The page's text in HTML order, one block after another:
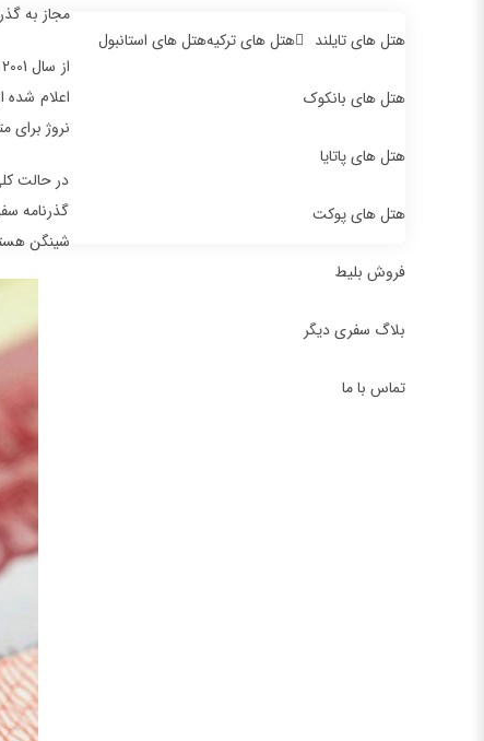
هتل های تایلند
هتل های بانکوک
هتل های پاتایا
هتل های پوکت
هتل های ترکیههتل های استانبول
فروش بلیط
بلاگ سفری دیگر
تماس با ما
مجاز به
نروژ
در حالت
گذرنامه
شینگن